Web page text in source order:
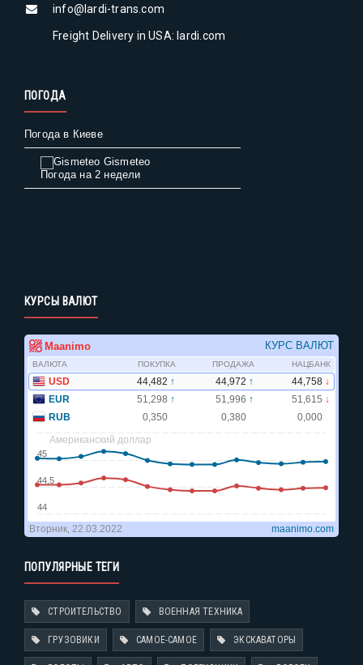
info@lardi-trans.com
Freight Delivery in USA: lardi.com
ПОГОДА
Погода в Киеве
Gismeteo
Погода на 2 недели
КУРСЫ ВАЛЮТ
ПОПУЛЯРНЫЕ ТЕГИ
СТРОИТЕЛЬСТВО ВОЕННАЯ ТЕХНИКА
ГРУЗОВИКИ САМОЕ-САМОЕ ЭКСКАВАТОРЫ